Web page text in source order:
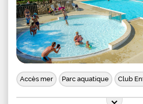
Accès mer Parc aquatique Club